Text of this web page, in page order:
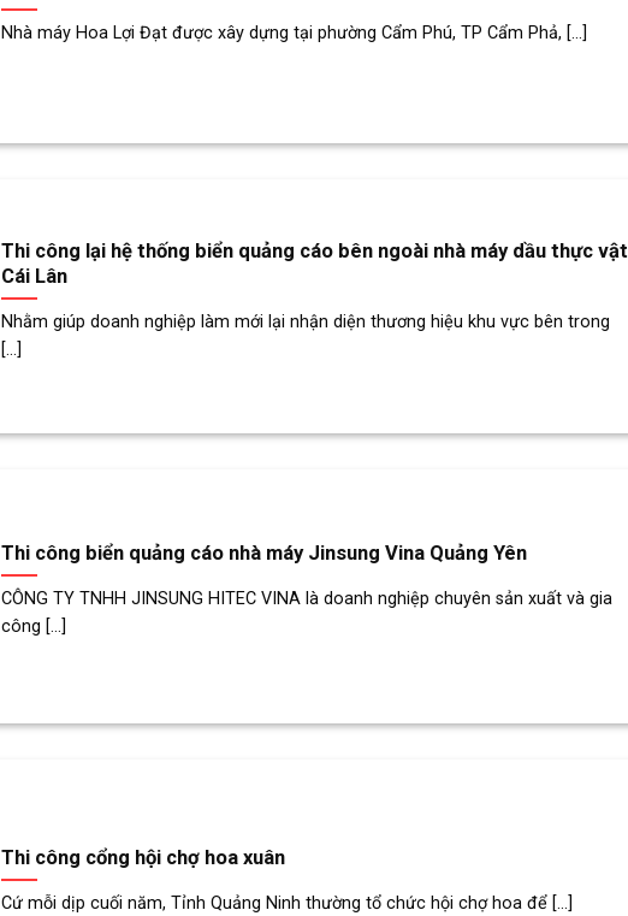
Nhà máy Hoa Lợi Đạt được xây dựng tại phường Cẩm Phú, TP Cẩm Phả, [...]
Thi công lại hệ thống biển quảng cáo bên ngoài nhà máy dầu thực vật
Cái Lân
Nhằm giúp doanh nghiệp làm mới lại nhận diện thương hiệu khu vực bên trong
[...]
Thi công biển quảng cáo nhà máy Jinsung Vina Quảng Yên
CÔNG TY TNHH JINSUNG HITEC VINA là doanh nghiệp chuyên sản xuất và gia
công [...]
Thi công cổng hội chợ hoa xuân
Cứ mỗi dịp cuối năm, Tỉnh Quảng Ninh thường tổ chức hội chợ hoa để [...]